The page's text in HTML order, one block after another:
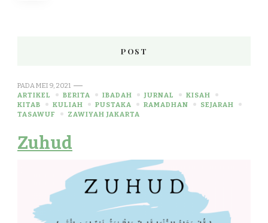
POST
PADA MEI 9, 2021
ARTIKEL
BERITA IBADAH JURNAL
KISAH
KITAB
KULIAH PUSTAKA RAMADHAN
SEJARAH
TASAWUF
ZAWIYAH JAKARTA
Zuhud